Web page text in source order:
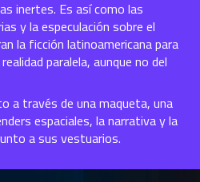
inertes. Es así como las
y la especulación sobre el
la ficción latinoamericana para
paralela, aunque no del
a través de una maqueta, una
espaciales, la narrativa y la
a sus vestuarios.